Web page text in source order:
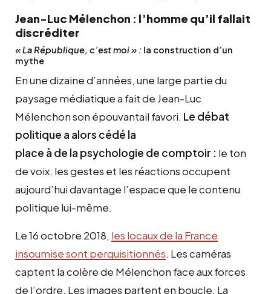
Jean-Luc Mélenchon : l’homme qu’il fallait
discréditer
« La République, c’est moi » : la construction d’un
mythe
En une dizaine d’années, une large partie du
paysage médiatique a fait de Jean-Luc
Mélenchon son épouvantail favori. Le débat
politique a alors cédé la
place à de la psychologie de comptoir : le ton
de voix, les gestes et les réactions occupent
aujourd’hui davantage l’espace que le contenu
politique lui-même.
Le 16 octobre 2018, les locaux de la France
insoumise sont perquisitionnés. Les caméras
captent la colère de Mélenchon face aux forces
de l’ordre. Les images partent en boucle. La